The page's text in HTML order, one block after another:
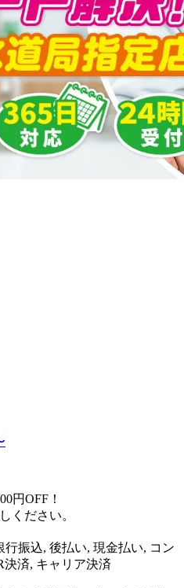
円OFF！
ください。
行振込, 後払い, 現金払い, コン
決済, キャリア決済